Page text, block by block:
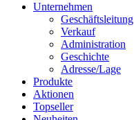
Unternehmen
Geschäftsleitung
Verkauf
Administration
Geschichte
Adresse/Lage
Produkte
Aktionen
Topseller